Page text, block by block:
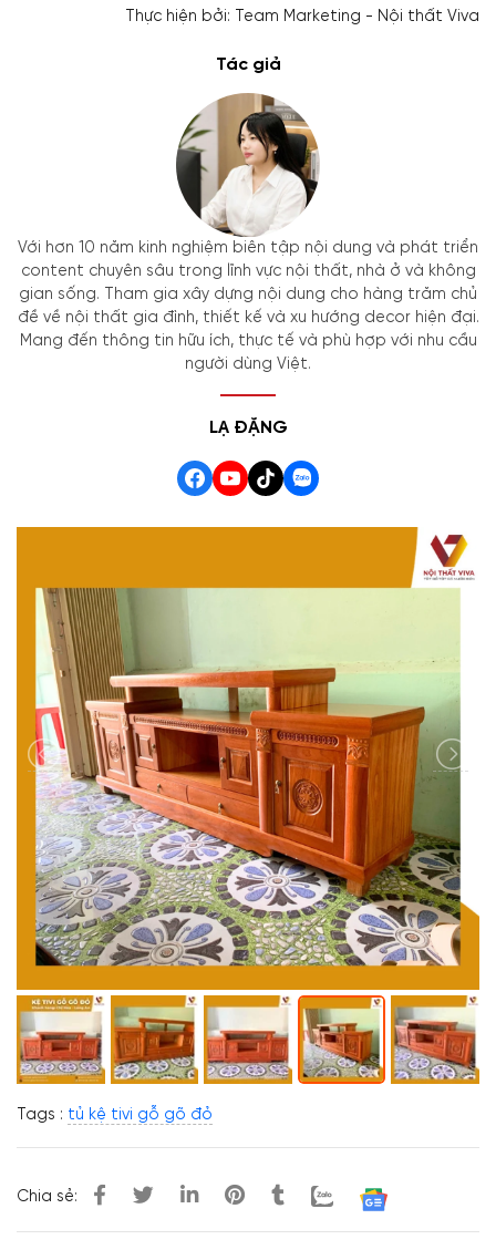
Thực hiện bởi: Team Marketing - Nội thất Viva
Tác giả
Với hơn 10 năm kinh nghiệm biên tập nội dung và phát triển
content chuyên sâu trong lĩnh vực nội thất, nhà ở và không
gian sống. Tham gia xây dựng nội dung cho hàng trăm chủ
đề về nội thất gia đình, thiết kế và xu hướng decor hiện đại.
Mang đến thông tin hữu ích, thực tế và phù hợp với nhu cầu
người dùng Việt.
LẠ ĐẶNG
Tags : tủ kệ tivi gỗ gõ đỏ
Chia sẻ: